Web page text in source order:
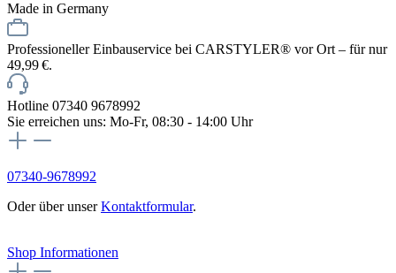
Made in Germany
Professioneller Einbauservice bei CARSTYLER® vor Ort – für nur
49,99 €.
Hotline 07340 9678992
Sie erreichen uns: Mo-Fr, 08:30 - 14:00 Uhr
07340-9678992
Oder über unserKontaktformular.
Shop Informationen